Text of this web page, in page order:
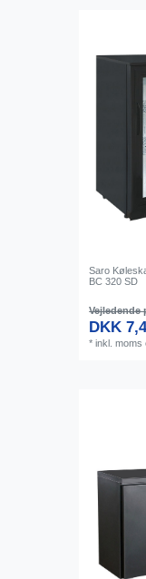
Saro
BC 320 SD
Vejledende
DKK
*inkl. moms